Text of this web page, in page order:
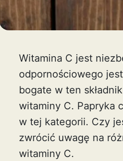
Witamina C jest
odpornościowego
bogate w ten
witaminy C. Papryka
w tej kategorii. Czy
zwrócić uwagę na
witaminy C.